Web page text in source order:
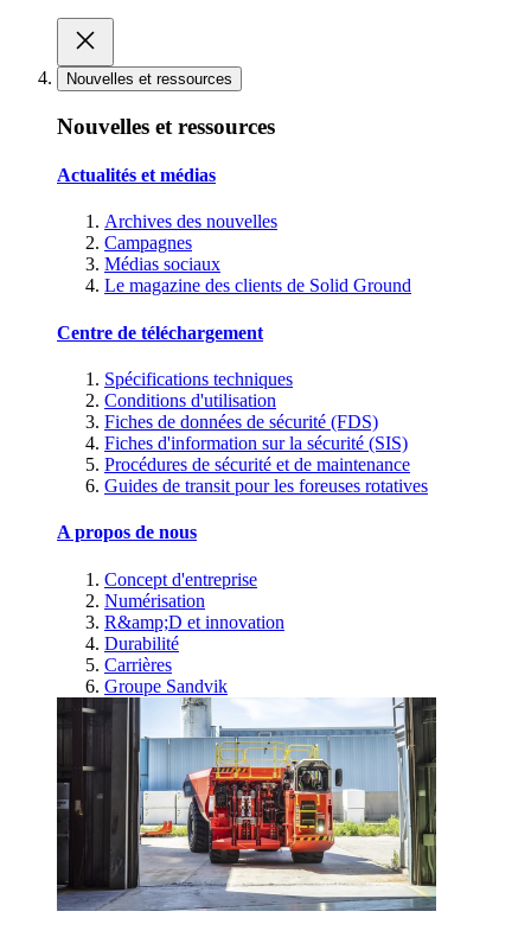
Nouvelles et ressources
Nouvelles et ressources
Actualités et médias
Archives des nouvelles
Campagnes
Médias sociaux
Le magazine des clients de Solid Ground
Centre de téléchargement
Spécifications techniques
Conditions d'utilisation
Fiches de données de sécurité (FDS)
Fiches d'information sur la sécurité (SIS)
Procédures de sécurité et de maintenance
Guides de transit pour les foreuses rotatives
A propos de nous
Concept d'entreprise
Numérisation
R&amp;D et innovation
Durabilité
Carrières
Groupe Sandvik